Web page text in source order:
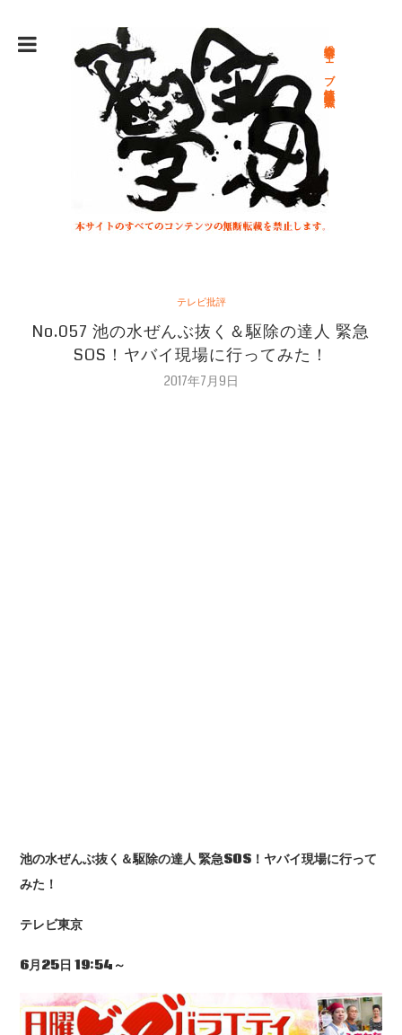
総合文学ウェブ情報誌 文学金魚
テレビ批評
No.057 池の水ぜんぶ抜く＆駆除の達人 緊急
SOS！ヤバイ現場に行ってみた！
2017年7月9日
池の水ぜんぶ抜く＆駆除の達人 緊急SOS ！ヤバイ現場に行って
みた！
テレビ東京
6月25日 19:54 ～